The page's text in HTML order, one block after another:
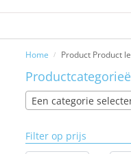
Home / Product Product
Filter op prijs